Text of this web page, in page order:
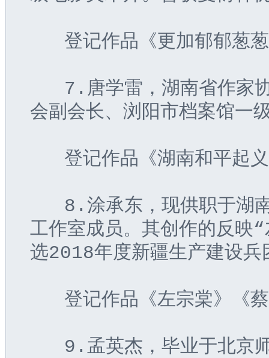
登记作品《更加郁郁葱葱
7.唐学雷，湖南省作家协
会副会长、浏阳市档案馆一
登记作品《湖南和平起
8.涂承东，现供职于湖南
工作室成员。其创作的反映
选2018年度新疆生产建设兵
登记作品《左宗棠》《
9.孟英杰，毕业于北京师